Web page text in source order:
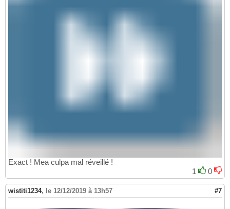
Exact ! Mea culpa mal réveillé !
1
0
wistiti1234, le 12/12/2019 à 13h57 #7